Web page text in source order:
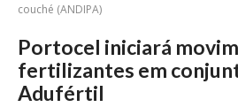
couché (ANDIPA)
Portocel iniciará
fertilizantes em
Adufértil